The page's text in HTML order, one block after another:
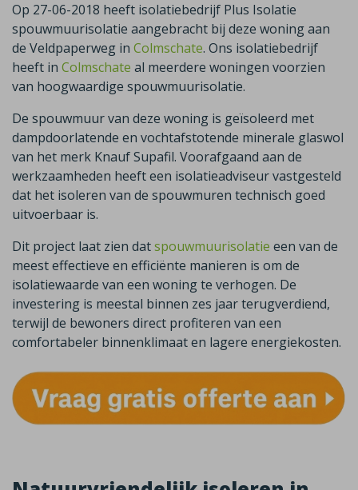
Op 27-06-2018 heeft isolatiebedrijf Plus Isolatie
spouwmuurisolatie aangebracht bij deze woning aan
de Veldpaperweg in Colmschate. Ons isolatiebedrijf
heeft in Colmschate al meerdere woningen voorzien
van hoogwaardige spouwmuurisolatie.
De spouwmuur van deze woning is geïsoleerd met
dampdoorlatende en vochtafstotende minerale glaswol
van het merk Knauf Supafil. Voorafgaand aan de
werkzaamheden heeft een isolatieadviseur vastgesteld
dat het isoleren van de spouwmuren technisch goed
uitvoerbaar is.
Dit project laat zien datspouwmuurisolatie een van de
meest effectieve en efficiënte manieren is om de
isolatiewaarde van een woning te verhogen. De
investering is meestal binnen zes jaar terugverdiend,
terwijl de bewoners direct profiteren van een
comfortabeler binnenklimaat en lagere energiekosten.